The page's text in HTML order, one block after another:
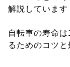
解説しています
自転車の寿命
るためのコツ